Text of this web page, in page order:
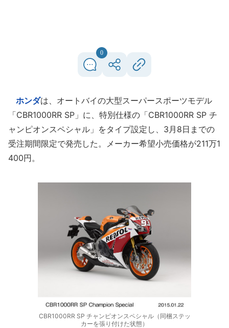
0
ホンダは、オートバイの大型スーパースポーツモデル
「CBR1000RR SP」に、特別仕様の「CBR1000RR SP チ
ャンピオンスペシャル」をタイプ設定し、3月8日までの
受注期間限定で発売した。メーカー希望小売価格が211万1
400円。
CBR1000RR SP チャンピオンスペシャル（同梱ステッ
カーを張り付けた状態）